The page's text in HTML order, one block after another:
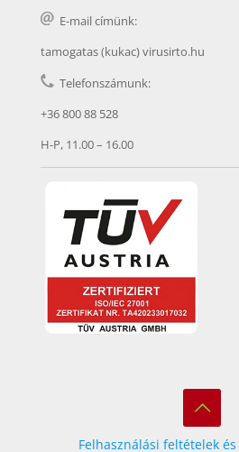
E-mail címünk:
tamogatas (kukac) virusirto.hu
Telefonszámunk:
+36 800 88 528
H-P, 11.00 – 16.00
Felhasználási feltételek